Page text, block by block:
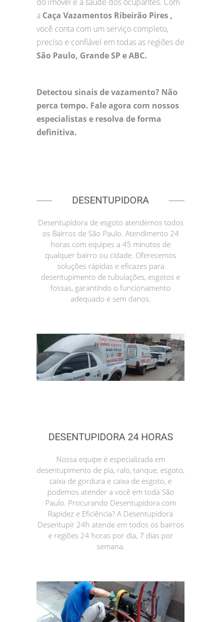
a Caça Vazamentos Ribeirão Pires ,
você conta com um serviço completo,
preciso e confiável em todas as regiões de
São Paulo, Grande SP e ABC.
Detectou sinais de vazamento? Não
perca tempo. Fale agora com nossos
especialistas e resolva de forma
definitiva.
DESENTUPIDORA
Desentupidora de esgoto atendemos todos
os Bairros de São Paulo. Atendimento 24
horas com equipes a 45 minutos de
qualquer bairro ou cidade. Oferecemos
soluções rápidas e eficazes para
desentupimento de tubulações, esgotos e
fossas, garantindo o funcionamento
adequado e sem danos.
DESENTUPIDORA 24 HORAS
Nossa equipe é especializada em
desentupimento de pia, ralo, tanque, esgoto,
caixa de gordura e caixa de esgoto, e
podemos atender a você em toda São
Paulo. Procurando Desentupidora com
Rapidez e Eficiência? A Desentupidora
Desentupir 24h atende em todos os bairros
e regiões 24 horas por dia, 7 dias por
semana.